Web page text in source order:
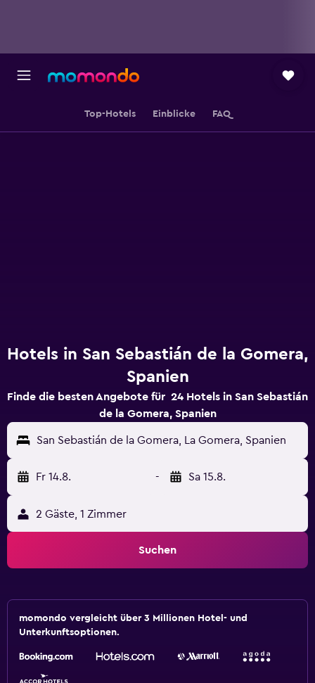
Top-Hotels Einblicke FAQ
Hotels in San Sebastián de la Gomera,
Spanien
Finde die besten Angebote für 24 Hotels in San Sebastián
de la Gomera, Spanien
San Sebastián de la Gomera, La Gomera, Spanien
Fr 14.8. - Sa 15.8.
2 Gäste, 1 Zimmer
Suchen
momondo vergleicht über 3 Millionen Hotel- und
Unterkunftsoptionen.